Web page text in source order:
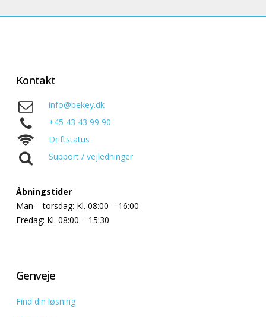
Kontakt
info@bekey.dk
+45 43 43 99 90
Driftstatus
Support / vejledninger
Åbningstider
Man – torsdag: Kl. 08:00 – 16:00
Fredag: Kl. 08:00 – 15:30
Genveje
Find din løsning